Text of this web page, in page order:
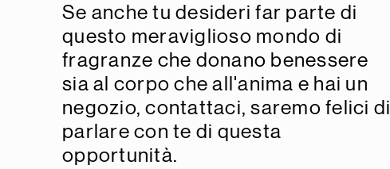
Se anche tu desideri far parte di
questo meraviglioso mondo di
fragranze che donano benessere
sia al corpo che all'anima e hai un
negozio, contattaci, saremo felici di
parlare con te di questa
opportunità.